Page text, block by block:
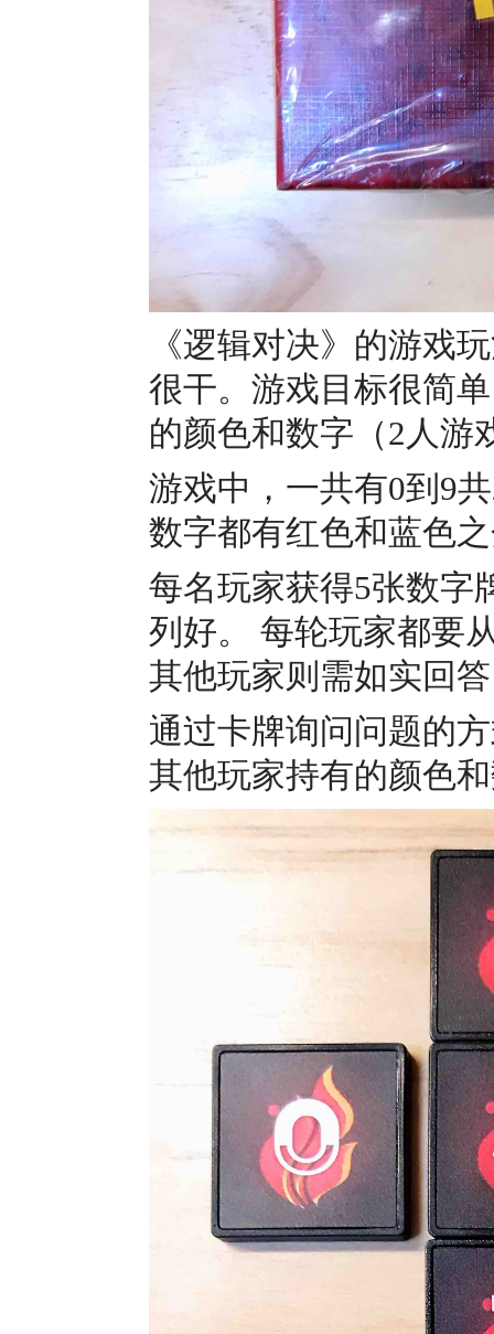
《逻辑对决》的游戏
很干。游戏目标很简
的颜色和数字（2人游
游戏中，一共有0到9
数字都有红色和蓝色
每名玩家获得5张数字
列好。 每轮玩家都要
其他玩家则需如实回
通过卡牌询问问题的
其他玩家持有的颜色